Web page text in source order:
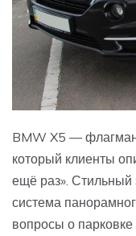
BMW X5 — флагман
который клиенты
ещё раз». Стильный
система
вопросы о парковке